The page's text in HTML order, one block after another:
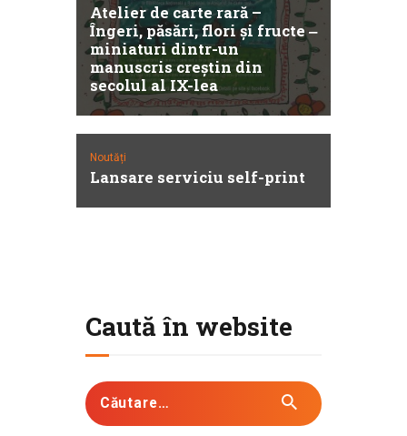
Atelier de carte rară –
Îngeri, păsări, flori şi fructe ‒
miniaturi dintr-un
manuscris creştin din
secolul al IX-lea
Noutăți
Lansare serviciu self-print
Caută în website